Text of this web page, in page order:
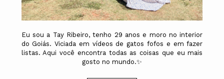
Eu sou a Tay Ribeiro, tenho 29 anos e moro no interior
do Goiás. Viciada em vídeos de gatos fofos e em fazer
listas. Aqui você encontra todas as coisas que eu mais
gosto no mundo.✨